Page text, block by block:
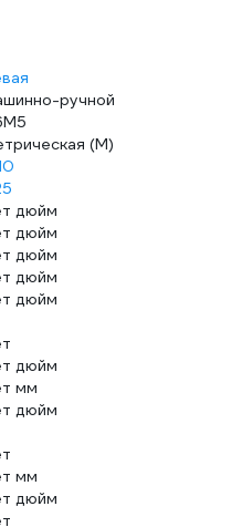
ручной
(М)
дюйм
дюйм
дюйм
дюйм
дюйм
дюйм
мм
дюйм
мм
дюйм